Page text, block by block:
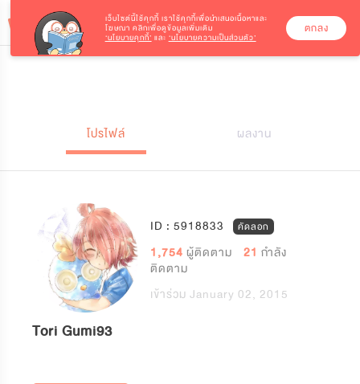
โปรไฟล์ ผลงาน
ID : 5918833 คัดลอก
1,754 ผู้ติดตาม 21 กำลัง
ติดตาม
เข้าร่วม January 02, 2015
Tori Gumi93
เว็บไซต์นี้ใช้คุกกี้ เราใช้คุกกี้เพื่อนำเสนอเนื้อหาและ
โฆษณา คลิกเพื่อดูข้อมูลเพิ่มเติม
‘นโยบายคุกกี้’ และ ‘นโยบายความเป็นส่วนตัว’
ตกลง